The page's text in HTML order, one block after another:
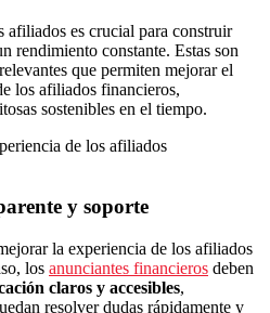
es crucial para construir
rendimiento constante. Estas son
que permiten mejorar el
los afiliados financieros,
sostenibles en el tiempo.
y soporte
la experiencia de los afiliados
los anunciantes financieros deben
claros y accesibles,
resolver dudas rápidamente y